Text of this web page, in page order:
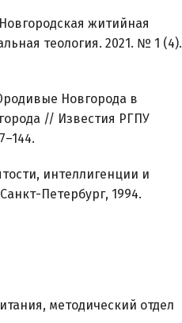
Новгородская житийная
теология. 2021. № 1 (4).
Новгорода в
// Известия РГПУ
интеллигенции и
Петербург, 1994.
методический отдел